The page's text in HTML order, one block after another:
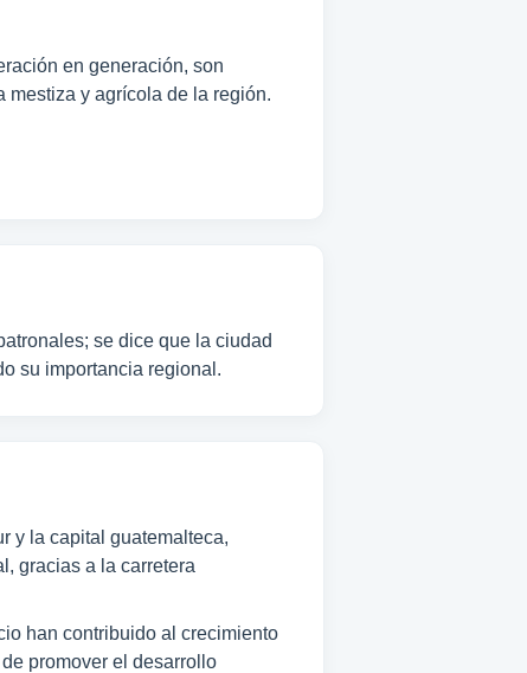
en generación, son
mestiza y agrícola de la región.
se dice que la ciudad
su importancia regional.
y la capital guatemalteca,
gracias a la carretera
han contribuido al crecimiento
promover el desarrollo